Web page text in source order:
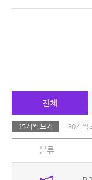
전체
15개씩 보기 30개씩
분류